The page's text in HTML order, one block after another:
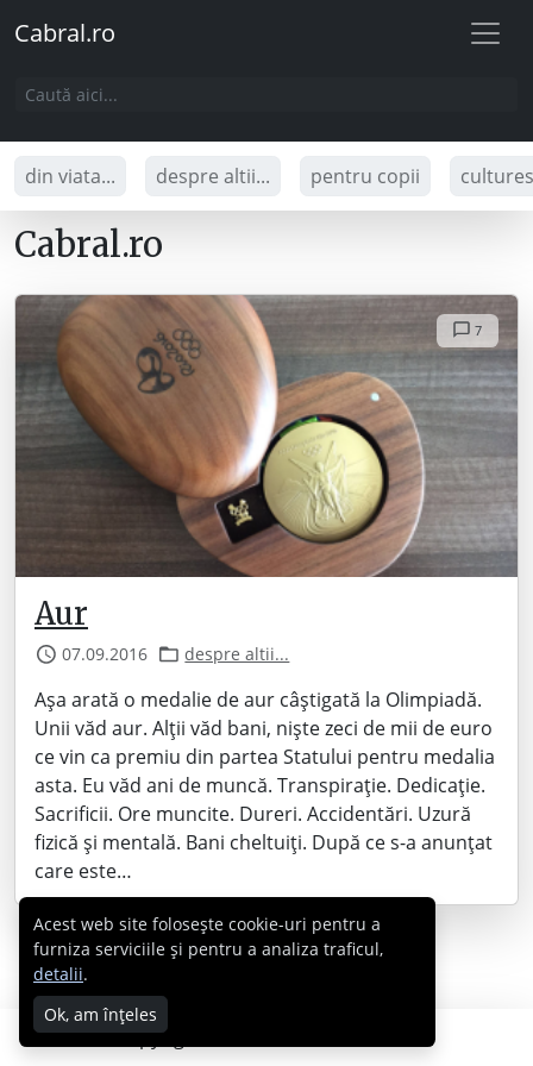
Cabral.ro
din viata... despre altii... pentru copii
Cabral.ro
7
Aur
07.09.2016 despre altii...
Așa arată o medalie de aur câștigată la Olimpiadă.
Unii văd aur. Alții văd bani, niște zeci de mii de euro
ce vin ca premiu din partea Statului pentru medalia
asta. Eu văd ani de muncă. Transpirație. Dedicație.
Sacrificii. Ore muncite. Dureri. Accidentări. Uzură
fizică și mentală. Bani cheltuiți. După ce s-a anunțat
care este…
Copyright © 2007 - 2026 Cabral.ro
Acest web site folosește cookie-uri pentru a
furniza serviciile și pentru a analiza traficul,
detalii.
Ok, am înțeles